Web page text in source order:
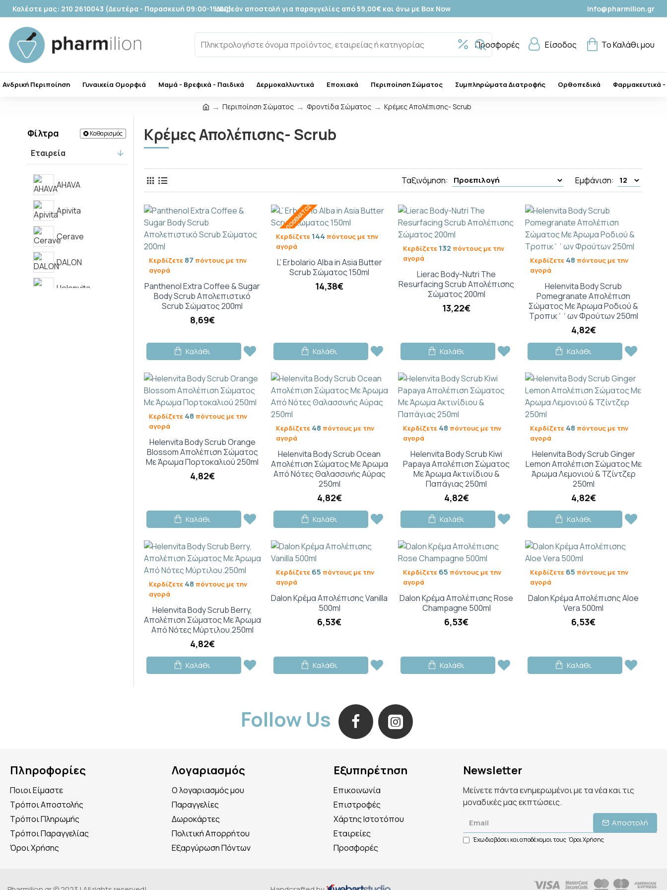
Καλέστε μας: 210 2610043 (Δευτέρα - Παρασκευή 09:00-19:00)Δωρεάν αποστολή για παραγγελίες από 59,00€ και άνω με Box Now info@pharmilion.gr
Προσφορές Είσοδος Το Καλάθι μου
Ανδρική Περιποίηση Γυναικεία Ομορφιά Μαμά - Βρεφικά - Παιδικά Δερμοκαλλυντικά Εποχιακά Περιποίηση Σώματος Συμπληρώματα Διατροφής Ορθοπεδικά Φαρμακευτικά -
Περιποίηση Σώματος Φροντίδα Σώματος Κρέμες Απολέπισης- Scrub
Φίλτρα Καθαρισμός
Εταιρεία
AHAVA
Apivita
Cerave
DALON
Helenvita
Κρέμες Απολέπισης- Scrub
Ταξινόμηση: Εμφάνιση:
Κερδίζετε 87 πόντους με την
αγορά
Panthenol Extra Coffee & Sugar
Body Scrub Απολεπιστικό
Scrub Σώματος 200ml
8,69€
Καλάθι
ΕΚΤΌΣ ΑΠΟΘΈΜΑΤΟΣ
Κερδίζετε 144 πόντους με την
αγορά
L’ Erbolario Alba in Asia Butter
Scrub Σώματος 150ml
14,38€
Καλάθι
Κερδίζετε 132 πόντους με την
αγορά
Lierac Body-Nutri The
Resurfacing Scrub Απολέπισης
Σώματος 200ml
13,22€
Καλάθι
Κερδίζετε 48 πόντους με την
αγορά
Helenvita Body Scrub
Pomegranate Απολέπιση
Σώματος Με Άρωμα Ροδιού &
Τροπικ΄΄ων Φρούτων 250ml
4,82€
Καλάθι
Κερδίζετε 48 πόντους με την
αγορά
Helenvita Body Scrub Orange
Blossom Απολέπιση Σώματος
Με Άρωμα Πορτοκαλιού 250ml
4,82€
Καλάθι
Κερδίζετε 48 πόντους με την
αγορά
Helenvita Body Scrub Ocean
Απολέπιση Σώματος Με Άρωμα
Από Νότες Θαλασσινής Αύρας
250ml
4,82€
Καλάθι
Κερδίζετε 48 πόντους με την
αγορά
Helenvita Body Scrub Kiwi
Papaya Απολέπιση Σώματος
Με Άρωμα Ακτινίδιου &
Παπάγιας 250ml
4,82€
Καλάθι
Κερδίζετε 48 πόντους με την
αγορά
Helenvita Body Scrub Ginger
Lemon Απολέπιση Σώματος Με
Άρωμα Λεμονιού & Τζίντζερ
250ml
4,82€
Καλάθι
Κερδίζετε 48 πόντους με την
αγορά
Helenvita Body Scrub Berry,
Απολέπιση Σώματος Με Άρωμα
Από Νότες Μύρτιλου.250ml
4,82€
Καλάθι
Κερδίζετε 65 πόντους με την
αγορά
Dalon Κρέμα Απολέπισης Vanilla
500ml
6,53€
Καλάθι
Κερδίζετε 65 πόντους με την
αγορά
Dalon Κρέμα Απολέπισης Rose
Champagne 500ml
6,53€
Καλάθι
Κερδίζετε 65 πόντους με την
αγορά
Dalon Κρέμα Απολέπισης Aloe
Vera 500ml
6,53€
Καλάθι
Follow Us
Πληροφορίες
Ποιοι Είμαστε
Τρόποι Αποστολής
Τρόποι Πληρωμής
Τρόποι Παραγγελίας
Όροι Χρήσης
Λογαριασμός
Ο λογαριασμός μου
Παραγγελίες
Δωροκάρτες
Πολιτική Απορρήτου
Εξαργύρωση Πόντων
Εξυπηρέτηση
Επικοινωνία
Επιστροφές
Χάρτης Ιστοτόπου
Εταιρείες
Προσφορές
Newsletter
Μείνετε πάντα ενημερωμένοι με τα νέα και τις
μοναδικές μας εκπτώσεις.
Αποστολή
Έχω διαβάσει και αποδέχομαι τους Όροι Χρήσης